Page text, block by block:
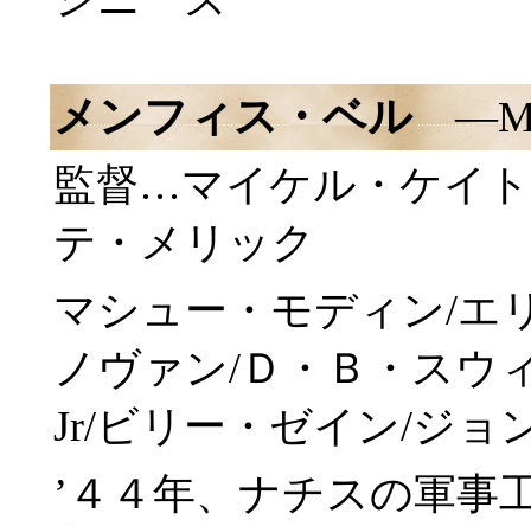
メンフィス・ベル
監督…マイケル・ケイ
テ・メリック
マシュー・モディン/エ
ノヴァン/Ｄ・Ｂ・スウ
Jr/ビリー・ゼイン/ジョ
’４４年、ナチスの軍事